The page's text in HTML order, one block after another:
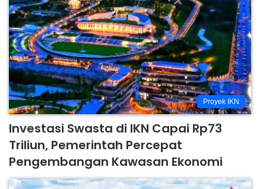
Proyek IKN
Investasi Swasta di IKN Capai Rp73
Triliun, Pemerintah Percepat
Pengembangan Kawasan Ekonomi